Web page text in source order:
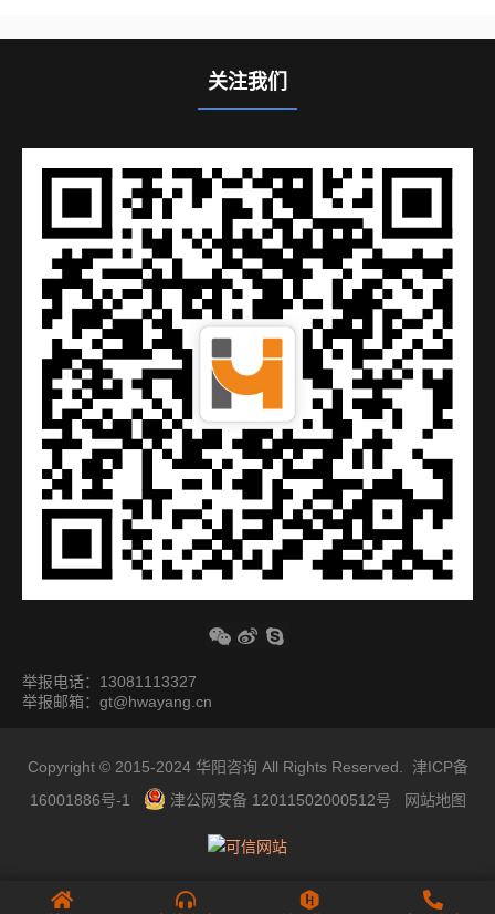
关注我们
举报电话：13081113327
举报邮箱：gt@hwayang.cn
Copyright © 2015-2024 华阳咨询 All Rights Reserved. 津ICP备
16001886号-1
津公网安备 12011502000512号 网站地图